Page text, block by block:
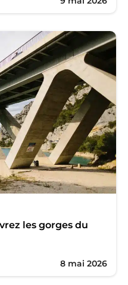
les gorges du
8 mai 2026